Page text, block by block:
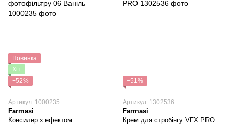
Новинка
Хіт
−52%
Артикул: 1000235
Farmasi
Консилер з ефектом
−51%
Артикул: 1302536
Farmasi
Крем для стробінгу VFX PRO